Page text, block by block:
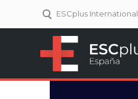
ESCplus International